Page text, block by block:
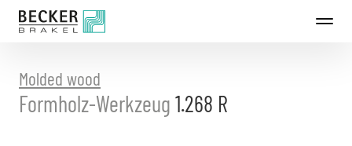
Directly
contentMolded wood
Formholz-Werkzeug 1.268 R